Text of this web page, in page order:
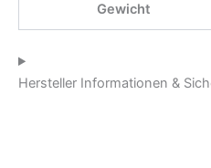
Gewicht
Hersteller Informationen &